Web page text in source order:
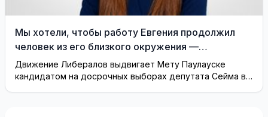
Мы хотели, чтобы работу Евгения продолжил
человек из его близкого окружения —
Висагинское отделение Либерального движения
Движение Либералов выдвигает Мету Паулауске
кандидатом на досрочных выборах депутата Сейма в